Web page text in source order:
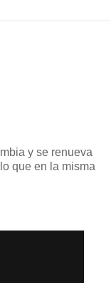
y se renueva
que en la misma